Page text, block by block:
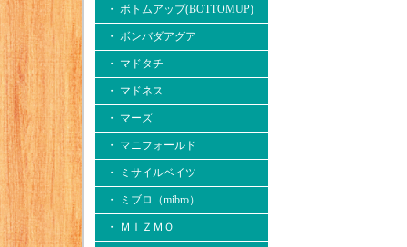
・ ボトムアップ(BOTTOMUP)
・ ボンバダアグア
・ マドタチ
・ マドネス
・ マーズ
・ マニフォールド
・ ミサイルベイツ
・ ミブロ（mibro）
・ ＭＩＺＭＯ